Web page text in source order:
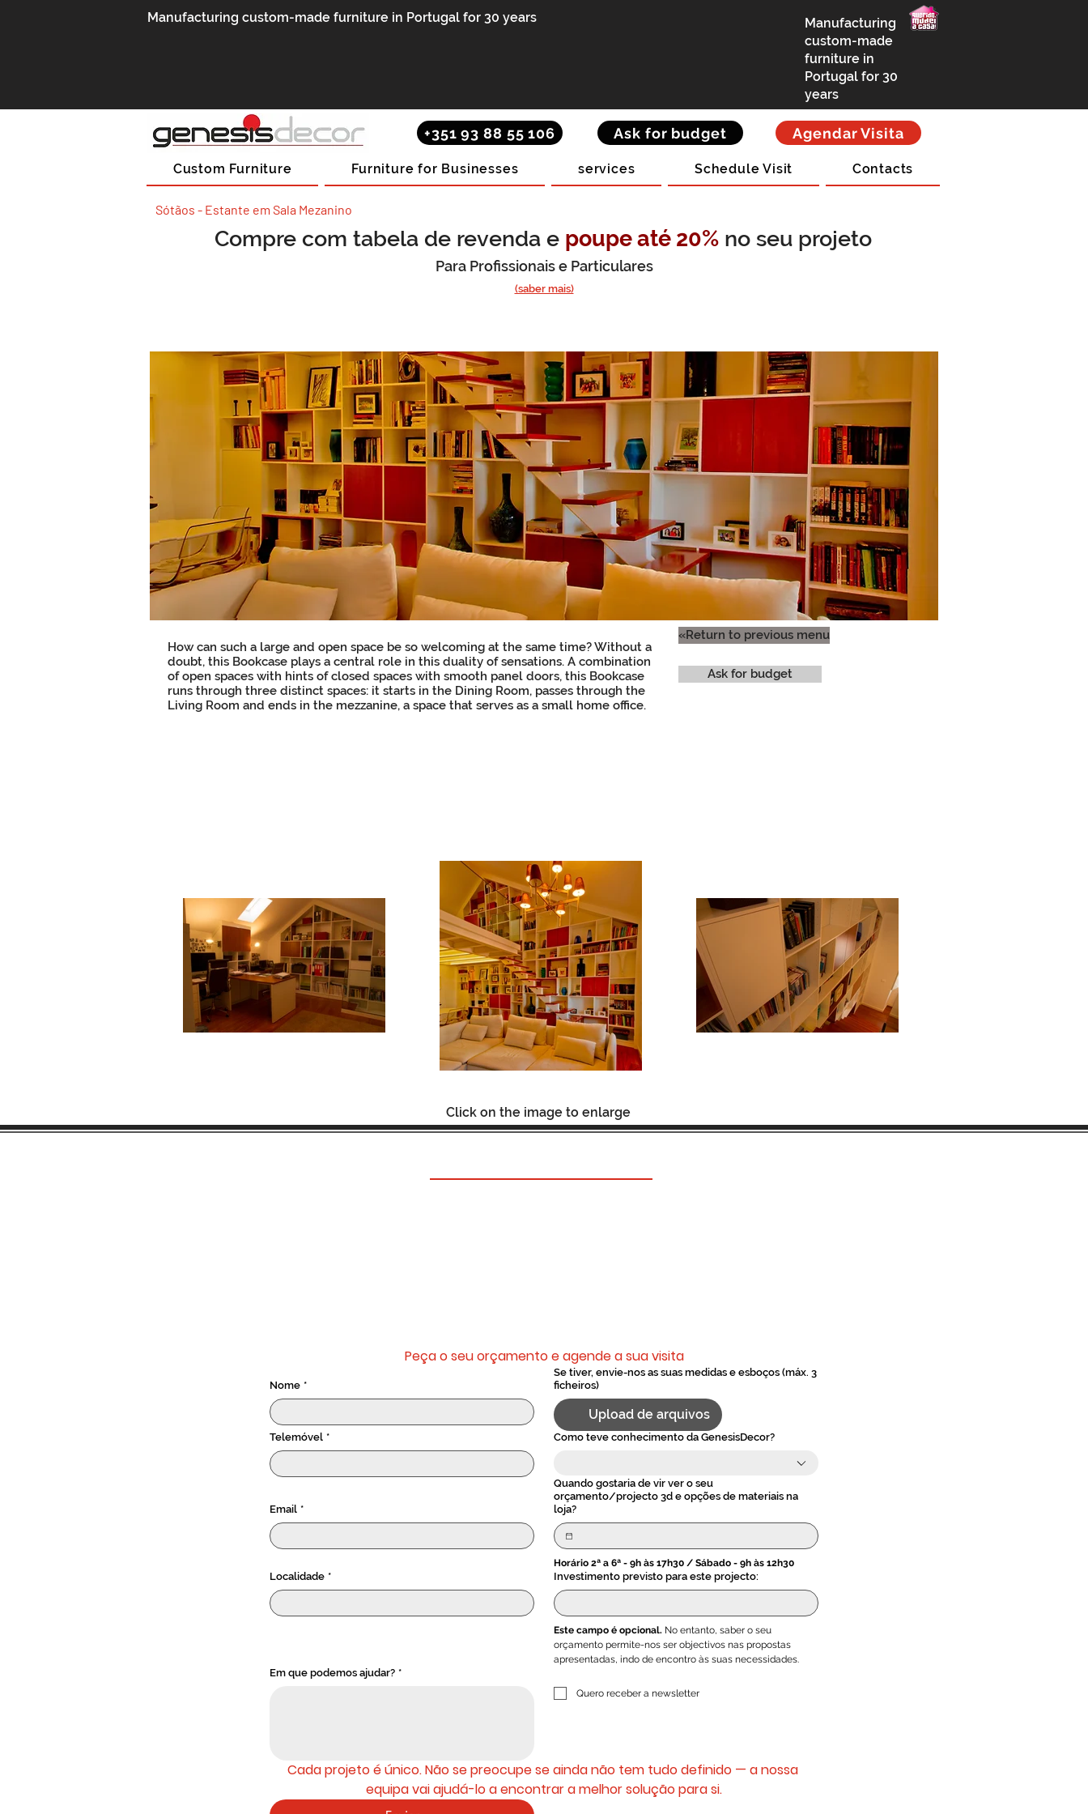
Manufacturing custom-made furniture in Portugal for 30 years
Manufacturing
custom-made
furniture in
Portugal for 30
years
+351 93 88 55 106 Ask for budget Agendar Visita
Custom Furniture Furniture for Businesses services Schedule Visit Contacts
Sótãos - Estante em Sala Mezanino
Compre com tabela de revenda e poupe até 20% no seu projeto
Para Profissionais e Particulares
(saber mais)
How can such a large and open space be so welcoming at the same time? Without a
doubt, this Bookcase plays a central role in this duality of sensations. A combination
of open spaces with hints of closed spaces with smooth panel doors, this Bookcase
runs through three distinct spaces: it starts in the Dining Room, passes through the
Living Room and ends in the mezzanine, a space that serves as a small home office.
«Return to previous menu
Ask for budget
Click on the image to enlarge
Peça o seu orçamento e agende a sua visita
Nome *
Se tiver, envie-nos as suas medidas e esboços (máx. 3
ficheiros)
Upload de arquivos
Telemóvel * Como teve conhecimento da GenesisDecor?
Email *
Quando gostaria de vir ver o seu
orçamento/projecto 3d e opções de materiais na
loja?
Horário 2ª a 6ª - 9h às 17h30 / Sábado - 9h às 12h30
Localidade * Investimento previsto para este projecto:
Este campo é opcional. No entanto, saber o seu
orçamento permite-nos ser objectivos nas propostas
apresentadas, indo de encontro às suas necessidades.
Em que podemos ajudar? *
Quero receber a newsletter
Cada projeto é único. Não se preocupe se ainda não tem tudo definido — a nossa
equipa vai ajudá-lo a encontrar a melhor solução para si.